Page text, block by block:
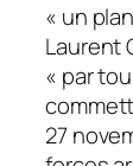
« un
Laurent
« par
27